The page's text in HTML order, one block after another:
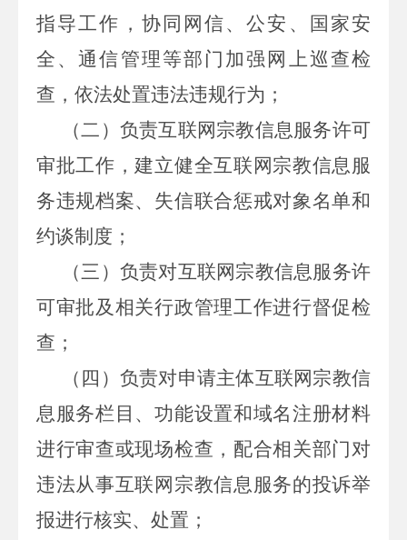
指导工作，协同网信、公安、国家安
全、通信管理等部门加强网上巡查检
查，依法处置违法违规行为；
（二）负责互联网宗教信息服务许可
审批工作，建立健全互联网宗教信息服
务违规档案、失信联合惩戒对象名单和
约谈制度；
（三）负责对互联网宗教信息服务许
可审批及相关行政管理工作进行督促检
查；
（四）负责对申请主体互联网宗教信
息服务栏目、功能设置和域名注册材料
进行审查或现场检查，配合相关部门对
违法从事互联网宗教信息服务的投诉举
报进行核实、处置；